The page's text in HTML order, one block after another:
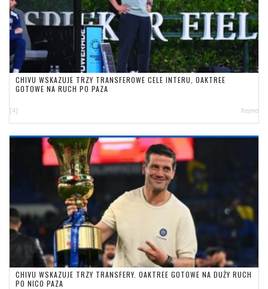
CHIVU WSKAZUJE TRZY TRANSFEROWE CELE INTERU, OAKTREE
GOTOWE NA RUCH PO PAZA
[4] Kejmo
CHIVU WSKAZUJE TRZY TRANSFERY. OAKTREE GOTOWE NA DUŻY RUCH
PO NICO PAZA